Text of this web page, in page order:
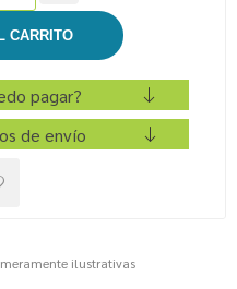
pagar?
de envío
ilustrativas